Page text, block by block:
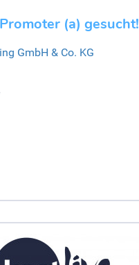
(a) gesucht!
GmbH & Co. KG